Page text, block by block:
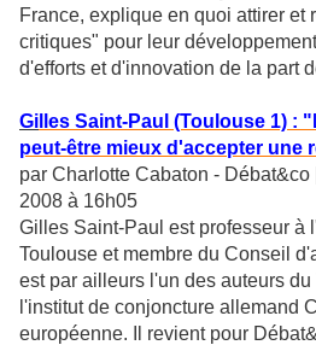
France, explique en quoi attirer et
critiques" pour leur
d'efforts et d'innovation de la part
Gi lles Saint-Paul (Toulouse 1) :
peut-être mieux d'accepter une
par Charlotte Cabaton -
2008 à 16h05
Gilles Saint-Paul est professeur à
Toulouse et membre du Conseil
est par ailleurs l'un des auteurs
l'institut de conjoncture allemand
européenne. Il revient pour